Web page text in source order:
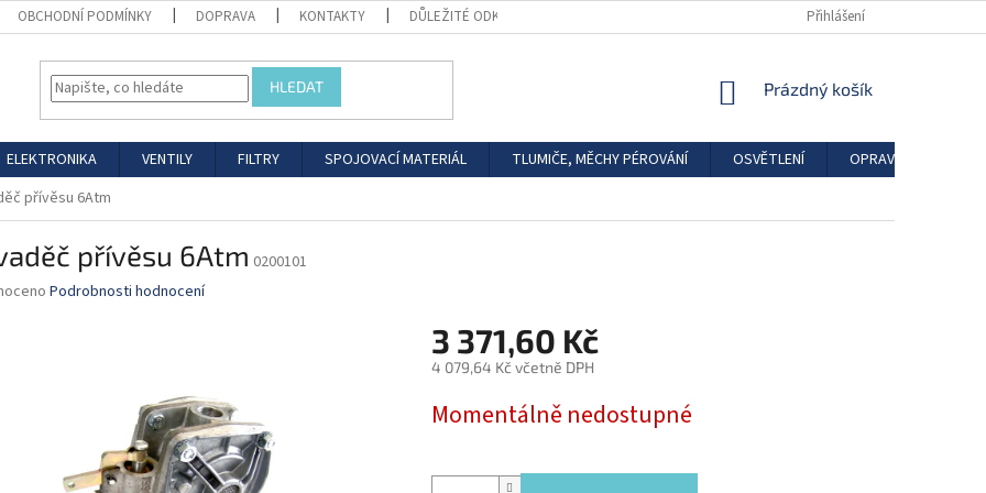
OBCHODNÍ PODMÍNKY DOPRAVA KONTAKTY DŮLEŽITÉ ODKAZY Přihlášení
HLEDAT
NÁKUPNÍ
Prázdný košík
ELEKTRONIKA VENTILY FILTRY SPOJOVACÍ MATERIÁL TLUMIČE, MĚCHY PÉROVÁNÍ OSVĚTLENÍ
OPRAVÁRENSKÉ
přívěsu 6Atm
přívěsu 6Atm 0200101
Podrobnosti hodnocení
3 371,60 Kč
4 079,64 Kč včetně DPH
cena:
Momentálně nedostupné